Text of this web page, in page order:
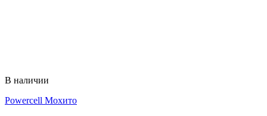
В наличии
Powercell Мохито